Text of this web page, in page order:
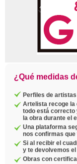
¿Qué medidas
Perfiles de
Artelista recoge la
todo está correcto
la obra durante el
Una plataforma
nos confirmas que
Si al recibir el
y te devolvemos
Obras con